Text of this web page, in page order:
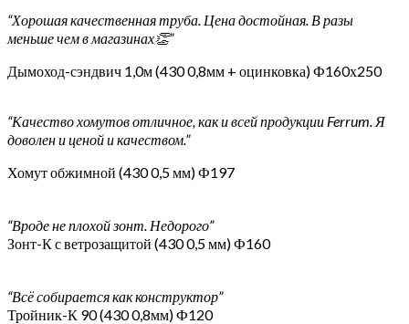
“Хорошая качественная труба. Цена достойная. В разы
меньше чем в магазинах👏”
Дымоход-сэндвич 1,0м (430 0,8мм + оцинковка) Ф160х250
“Качество хомутов отличное, как и всей продукции Ferrum. Я
доволен и ценой и качеством.”
Хомут обжимной (430 0,5 мм) Ф197
“Вроде не плохой зонт. Недорого”
Зонт-К с ветрозащитой (430 0,5 мм) Ф160
“Всё собирается как конструктор”
Тройник-К 90 (430 0,8мм) Ф120